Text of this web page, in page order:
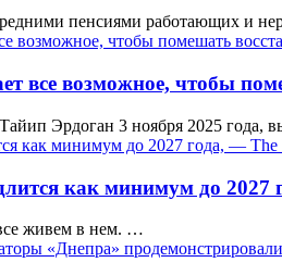
пенсиями работающих и
все возможное, чтобы
Эрдоган 3 ноября 2025 года,
как минимум до 2027
живем в нем. …